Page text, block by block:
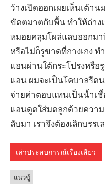
เล่าประสบการณ์เรื่องเสียว
แนวชู้